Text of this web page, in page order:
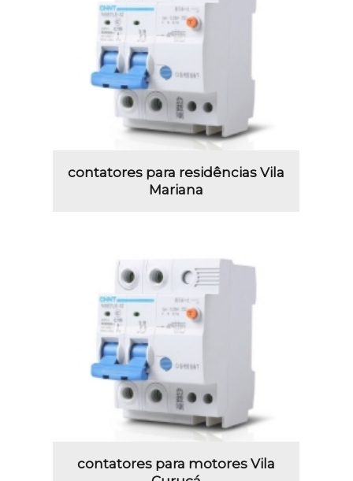
contatores para residências Vila
Mariana
contatores para motores Vila